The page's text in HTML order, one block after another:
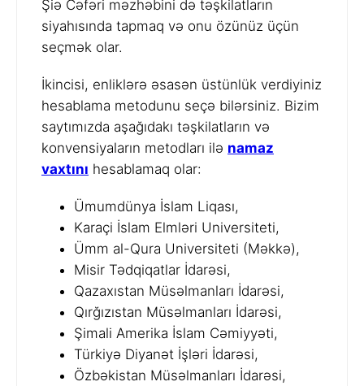
Şiə Cəfəri məzhəbini də təşkilatların
siyahısında tapmaq və onu özünüz üçün
seçmək olar.
İkincisi, enliklərə əsasən üstünlük verdiyiniz
hesablama metodunu seçə bilərsiniz. Bizim
saytımızda aşağıdakı təşkilatların və
konvensiyaların metodları ilə namaz
vaxtını hesablamaq olar:
Ümumdünya İslam Liqası,
Karaçi İslam Elmləri Universiteti,
Ümm al-Qura Universiteti (Məkkə),
Misir Tədqiqatlar İdarəsi,
Qazaxıstan Müsəlmanları İdarəsi,
Qırğızıstan Müsəlmanları İdarəsi,
Şimali Amerika İslam Cəmiyyəti,
Türkiyə Diyanət İşləri İdarəsi,
Özbəkistan Müsəlmanları İdarəsi,